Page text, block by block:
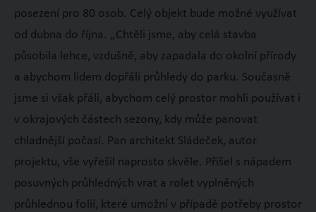
posezení pro 80 osob. Celý objekt bude možné využívat
od dubna do října. „Chtěli jsme, aby celá stavba
působila lehce, vzdušně, aby zapadala do okolní přírody
a abychom lidem dopřáli průhledy do parku. Současně
jsme si však přáli, abychom celý prostor mohli používat i
v okrajových částech sezony, kdy může panovat
chladnější počasí. Pan architekt Sládeček, autor
projektu, vše vyřešil naprosto skvěle. Přišel s nápadem
posuvných průhledných vrat a rolet vyplněných
průhlednou folií, které umožní v případě potřeby prostor